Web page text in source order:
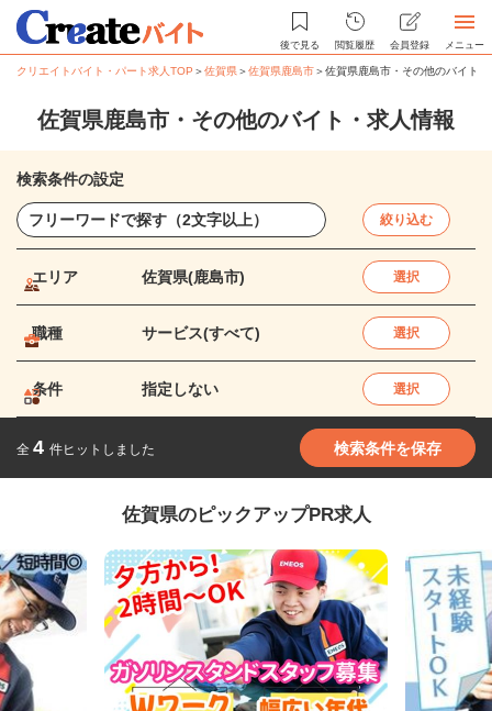
後で見る 閲覧履歴 会員登録 メニュー
クリエイトバイト・パート求人TOP ＞佐賀県＞佐賀県鹿島市＞佐賀県鹿島市・その他のバイト
佐賀県鹿島市・その他のバイト・求人情報
検索条件の設定
絞り込む
エリア 佐賀県(鹿島市) 選択
職種 サービス(すべて) 選択
条件 指定しない 選択
全 4 件ヒットしました 検索条件を保存
佐賀県のピックアップPR求人